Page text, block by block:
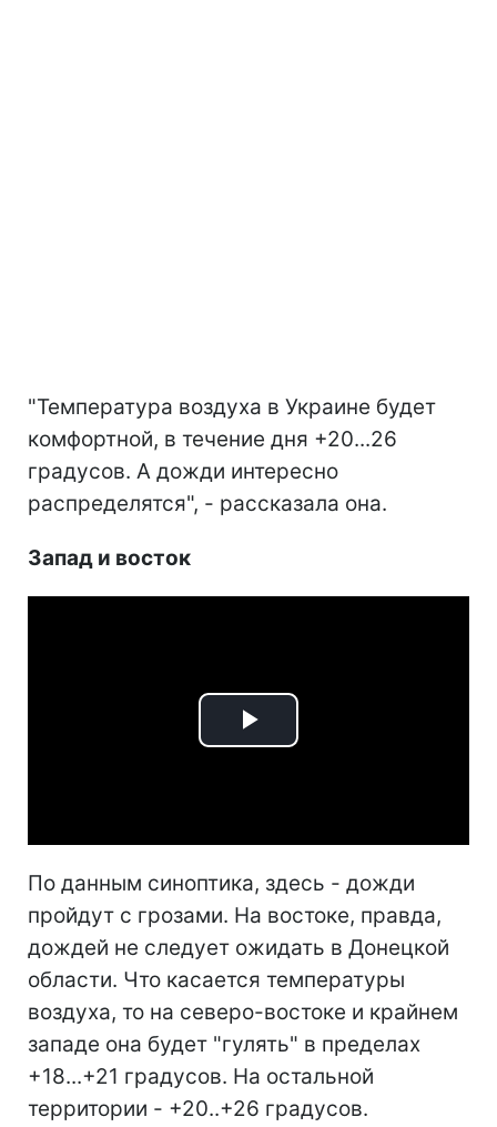
"Температура воздуха в Украине будет
комфортной, в течение дня +20...26
градусов. А дожди интересно
распределятся", - рассказала она.
Запад и восток
Play
По данным синоптика, здесь - дожди
пройдут с грозами. На востоке, правда,
дождей не следует ожидать в Донецкой
области. Что касается температуры
воздуха, то на северо-востоке и крайнем
западе она будет "гулять" в пределах
+18...+21 градусов. На остальной
территории - +20..+26 градусов.